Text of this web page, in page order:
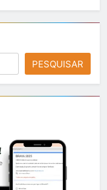
PESQUISAR